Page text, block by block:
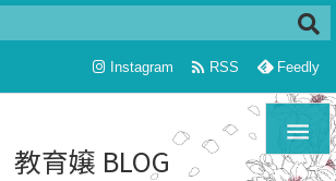
教育嬢 BLOG

Instagram  RSS Feedly